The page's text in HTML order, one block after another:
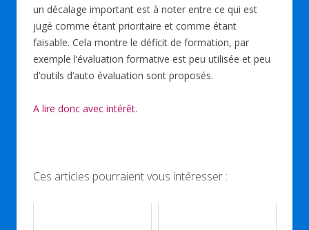
un décalage important est à noter entre ce qui est
jugé comme étant prioritaire et comme étant
faisable. Cela montre le déficit de formation, par
exemple l’évaluation formative est peu utilisée et peu
d’outils d’auto évaluation sont proposés.
A lire donc avec intérêt.
Ces articles pourraient vous intéresser :